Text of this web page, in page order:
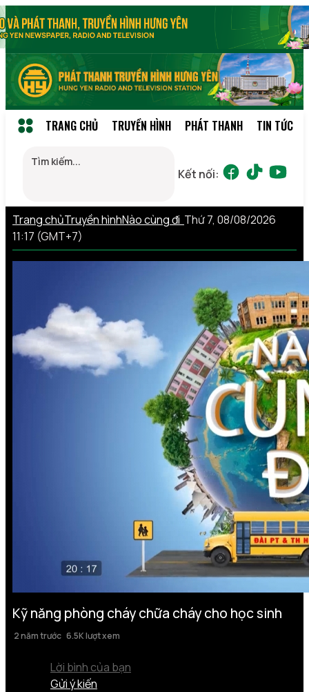
TRANG CHỦ TRUYỀN HÌNH PHÁT THANH TIN TỨC
Kết nối:
Trang chủTruyền hìnhNào cùng đi Thứ 7, 08/08/2026
11:17 (GMT+7)
Kỹ năng phòng cháy chữa cháy cho học sinh
2 năm trước 6.5K lượt xem
Lời bình của bạn
Gửi ý kiến